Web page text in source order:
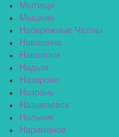
Мытищи
Мышкин
Набережные Челны
Навашино
Наволоки
Надым
Назарово
Назрань
Называевск
Нальчик
Нариманов